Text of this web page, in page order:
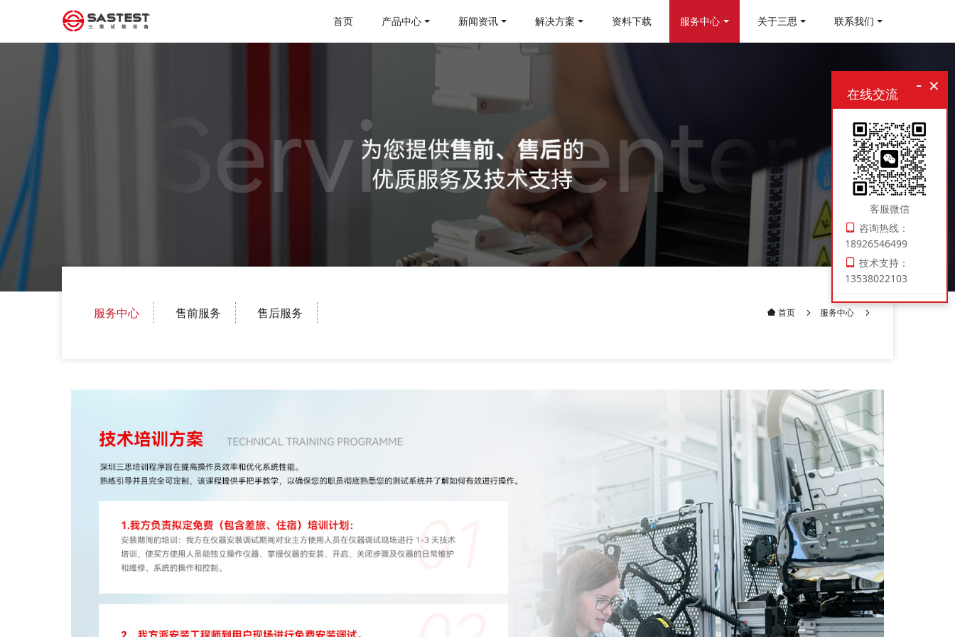
首页 产品中心 新闻资讯 解决方案 资料下载 服务中心 关于三思 联系我们
服务中心 售前服务 售后服务 首页 服务中心
×
-
在线交流
客服微信
咨询热线：
18926546499
技术支持：
13538022103